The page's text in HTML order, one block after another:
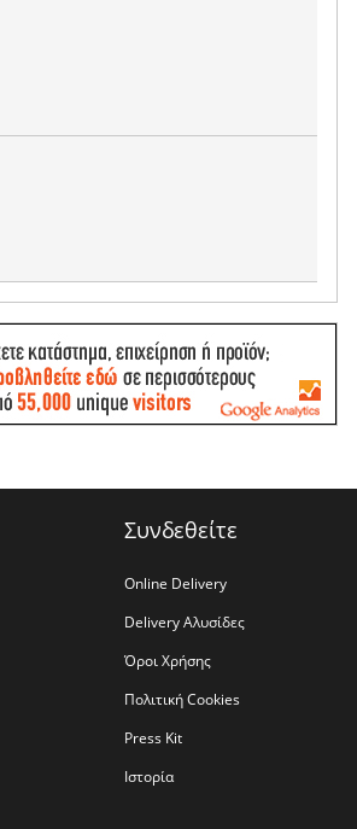
Συνδεθείτε
Online Delivery
Delivery Αλυσίδες
Όροι Χρήσης
Πολιτική Cookies
Press Kit
Ιστορία